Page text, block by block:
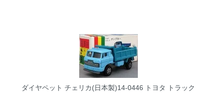
ダイヤペット チェリカ(日本製)14-0446 トヨタ トラック